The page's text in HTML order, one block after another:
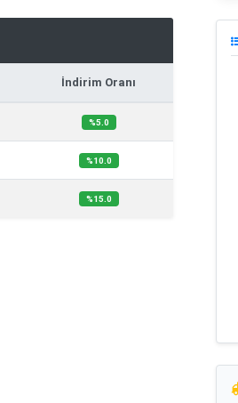
İndirim Oranı
%5.0
%10.0
%15.0